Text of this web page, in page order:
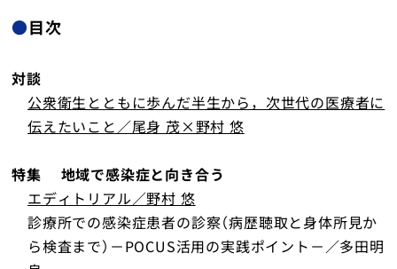
寄附について
English
●目次
対談
公衆衛生とともに歩んだ半生から，次世代の医療者に
伝えたいこと／尾身 茂×野村 悠
特集 地域で感染症と向き合う
エディトリアル／野村 悠
診療所での感染症患者の診察（病歴聴取と身体所見か
ら検査まで）－POCUS活用の実践ポイント－／多田明